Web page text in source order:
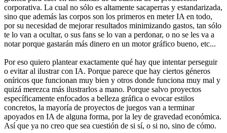
corporativa. La cual no sólo es altamente sacaperras y estandarizada,
sino que además las corpos son los primeros en meter IA en todo,
por su necesidad de mejorar resultados minimizando gastos, tan sólo
te lo van a ocultar, o sus fans se lo van a perdonar, o no se les va a
notar porque gastarán más dinero en un motor gráfico bueno, etc...
Por eso quiero plantear exactamente qué hay que intentar perseguir
o evitar al ilustrar con IA. Porque parece que hay ciertos géneros
oníricos que funcionan muy bien y otros donde funciona muy mal y
quizá merezca más ilustrarlos a mano. Porque salvo proyectos
específicamente enfocados a belleza gráfica o evocar estilos
concretos, la mayoría de proyectos de juegos van a terminar
apoyados en IA de alguna forma, por la ley de gravedad económica.
Así que ya no creo que sea cuestión de si sí, o si no, sino de cómo.